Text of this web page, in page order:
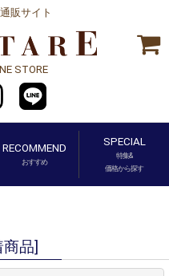
販サイト
STORE
RECOMMEND
おすすめ
SPECIAL
特集&
価格から探す
商品]